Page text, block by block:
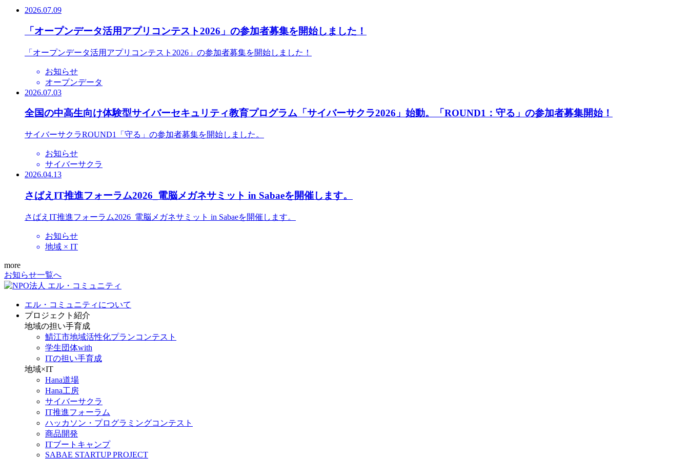
2026.07.09
「オープンデータ活用アプリコンテスト2026」の参加者募集を開始しました！
「オープンデータ活用アプリコンテスト2026」の参加者募集を開始しました！
お知らせ
オープンデータ
2026.07.03
全国の中高生向け体験型サイバーセキュリティ教育プログラム「サイバーサクラ2026」始動。「ROUND1：守る」の参加者募集開始！
サイバーサクラROUND1「守る」の参加者募集を開始しました。
お知らせ
サイバーサクラ
2026.04.13
さばえIT推進フォーラム2026_電脳メガネサミット in Sabaeを開催します。
さばえIT推進フォーラム2026_電脳メガネサミット in Sabaeを開催します。
お知らせ
地域 × IT
more
お知らせ一覧へ
エル・コミュニティについて
プロジェクト紹介
地域の担い手育成
鯖江市地域活性化プランコンテスト
学生団体with
ITの担い手育成
地域×IT
Hana道場
Hana工房
サイバーサクラ
IT推進フォーラム
ハッカソン・プログラミングコンテスト
商品開発
ITブートキャンプ
SABAE STARTUP PROJECT